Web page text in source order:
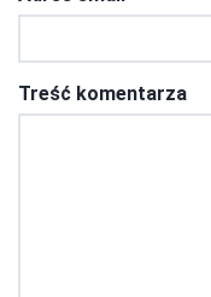
Treść komentarza